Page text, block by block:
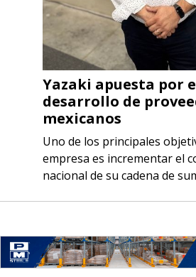
Yazaki apuesta por
desarrollo de
mexicanos
Uno de los principales
empresa es incrementar el
nacional de su cadena de